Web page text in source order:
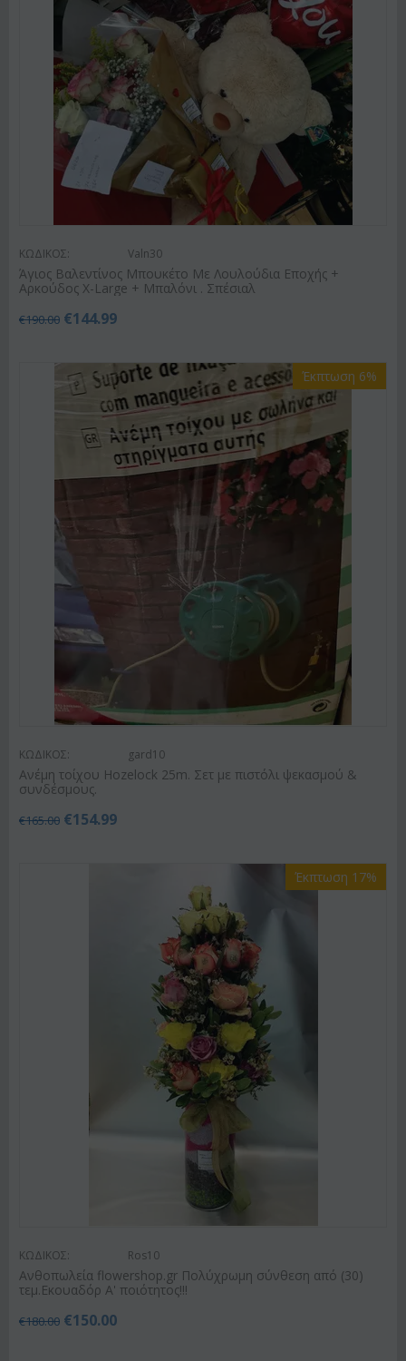
ΚΩΔΙΚΟΣ: Valn30
Άγιος Βαλεντίνος Μπουκέτο Με Λουλούδια Εποχής +
Αρκούδος X-Large + Μπαλόνι . Σπέσιαλ
€190.00 €144.99
Έκπτωση 6%
ΚΩΔΙΚΟΣ: gard10
Ανέμη τοίχου Hozelock 25m. Σετ με πιστόλι ψεκασμού &
συνδέσμους.
€165.00 €154.99
Έκπτωση 17%
ΚΩΔΙΚΟΣ: Ros10
Ανθοπωλεία flowershop.gr Πολύχρωμη σύνθεση από (30)
τεμ.Εκουαδόρ Α' ποιότητος!!!
€180.00 €150.00